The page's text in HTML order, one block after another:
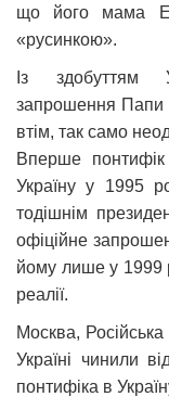
що його мама
«русинкою».
Із здобуттям
запрошення Папи
втім, так само
Вперше
Україну у 1995
тодішнім
офіційне
йому лише у 1999
реалії.
Москва,
Україні чинили
понтифіка в